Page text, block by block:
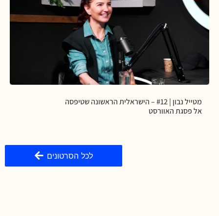
מטייל נבון | #12 – הישראלית הראשונה שטיפסה
אל פסגת האוורסט
לכל הסרטונים